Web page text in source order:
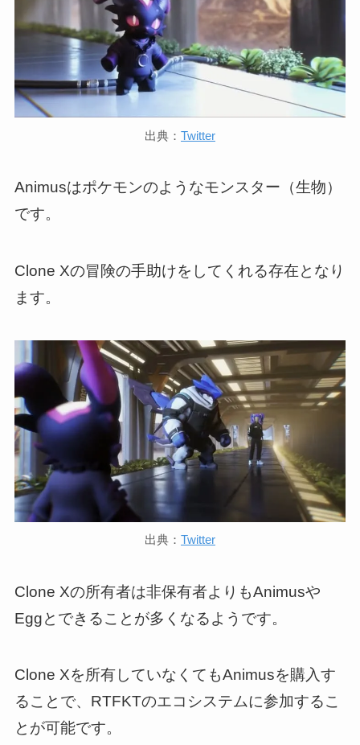
出典： Twitter
Animusはポケモンのようなモンスター（生物）
です。
Clone Xの冒険の手助けをしてくれる存在となり
ます。
出典： Twitter
Clone Xの所有者は非保有者よりもAnimusや
Eggとできることが多くなるようです。
Clone Xを所有していなくてもAnimusを購入す
ることで、RTFKTのエコシステムに参加するこ
とが可能です。